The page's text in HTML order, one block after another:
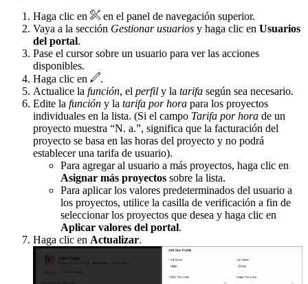
Haga clic en
en el panel de navegación superior.
Vaya a la sección Gestionar usuarios y haga clic en Usuarios
del portal.
Pase el cursor sobre un usuario para ver las acciones
disponibles.
Haga clic en
.
Actualice la función, el perfil y la tarifa según sea necesario.
Edite la función y la tarifa por hora para los proyectos
individuales en la lista. (Si el campo Tarifa por hora de un
proyecto muestra “N. a.”, significa que la facturación del
proyecto se basa en las horas del proyecto y no podrá
establecer una tarifa de usuario).
Para agregar al usuario a más proyectos, haga clic en
Asignar más proyectos sobre la lista.
Para aplicar los valores predeterminados del usuario a
los proyectos, utilice la casilla de verificación a fin de
seleccionar los proyectos que desea y haga clic en
Aplicar valores del portal.
Haga clic en Actualizar.